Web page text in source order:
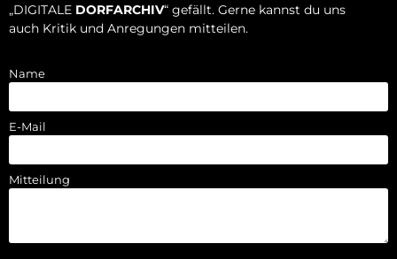
„DIGITALE DORFARCHIV“ gefällt. Gerne kannst du uns
auch Kritik und Anregungen mitteilen.
Name
E-Mail
Mitteilung